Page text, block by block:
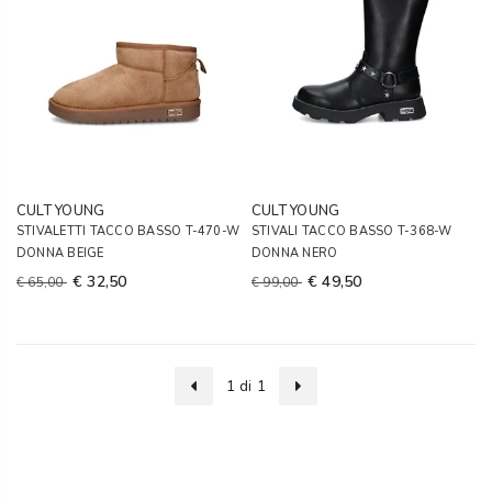
CULT YOUNG
STIVALETTI TACCO BASSO T-470-W
DONNA BEIGE
€ 65,00 € 32,50
CULT YOUNG
STIVALI TACCO BASSO T-368-W
DONNA NERO
€ 99,00 € 49,50
1 di 1